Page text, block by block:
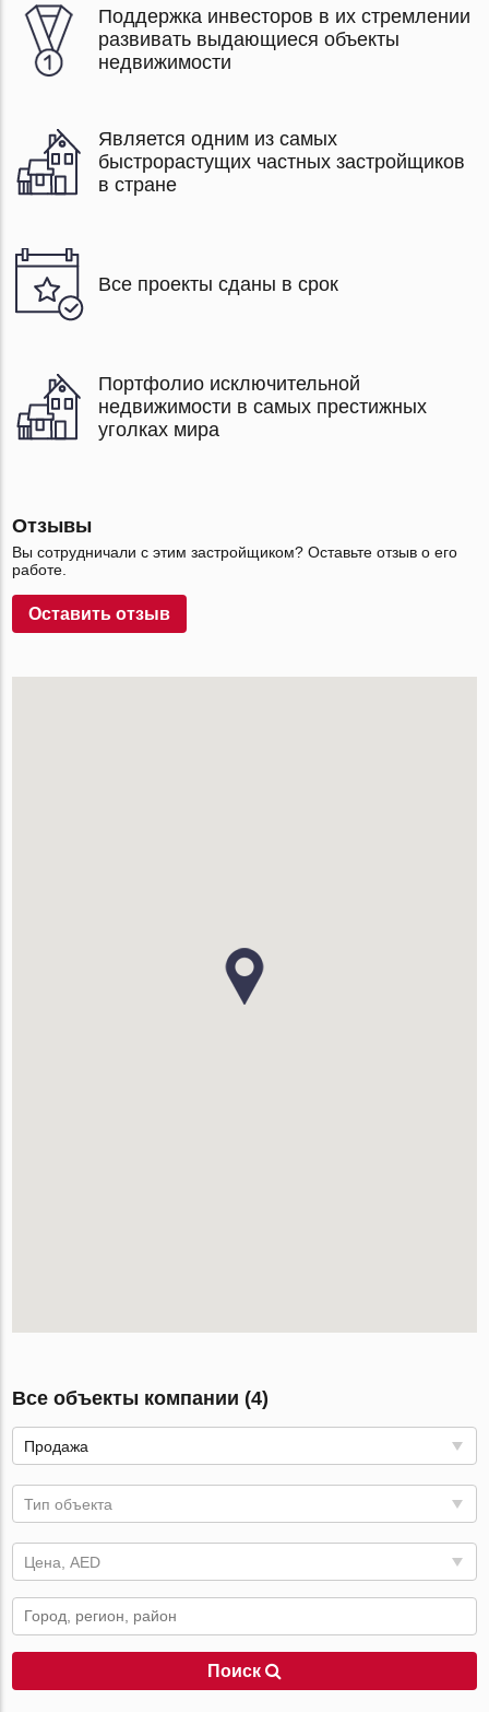
Поддержка инвесторов в их стремлении
развивать выдающиеся объекты
недвижимости
Является одним из самых
быстрорастущих частных застройщиков
в стране
Все проекты сданы в срок
Портфолио исключительной
недвижимости в самых престижных
уголках мира
Отзывы
Вы сотрудничали с этим застройщиком? Оставьте отзыв о его
работе.
Оставить отзыв
Все объекты компании (4)
Продажа
Тип объекта
Цена, AED
Поиск